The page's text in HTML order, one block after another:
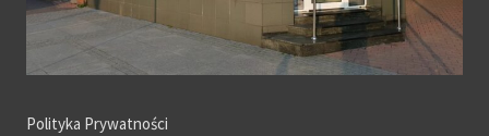
Polityka Prywatności